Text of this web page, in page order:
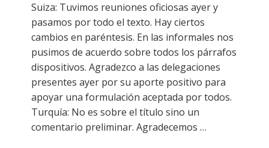
Suiza: Tuvimos reuniones oficiosas ayer y
pasamos por todo el texto. Hay ciertos
cambios en paréntesis. En las informales nos
pusimos de acuerdo sobre todos los párrafos
dispositivos. Agradezco a las delegaciones
presentes ayer por su aporte positivo para
apoyar una formulación aceptada por todos.
Turquía: No es sobre el título sino un
comentario preliminar. Agradecemos …